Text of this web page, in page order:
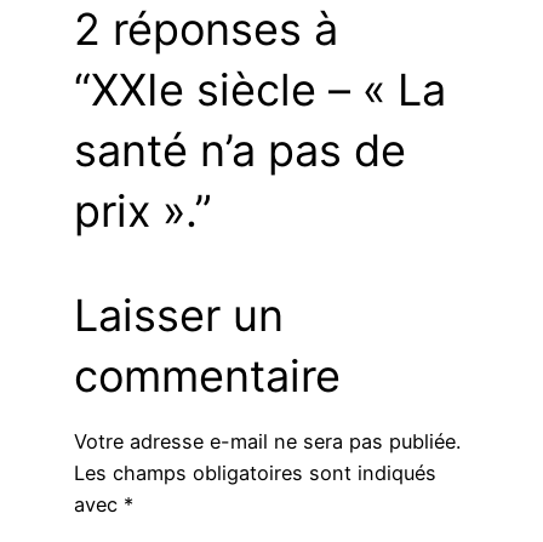
2 réponses à
“XXIe siècle – « La
santé n’a pas de
prix ».”
Laisser un
commentaire
Votre adresse e-mail ne sera pas publiée.
Les champs obligatoires sont indiqués
avec *